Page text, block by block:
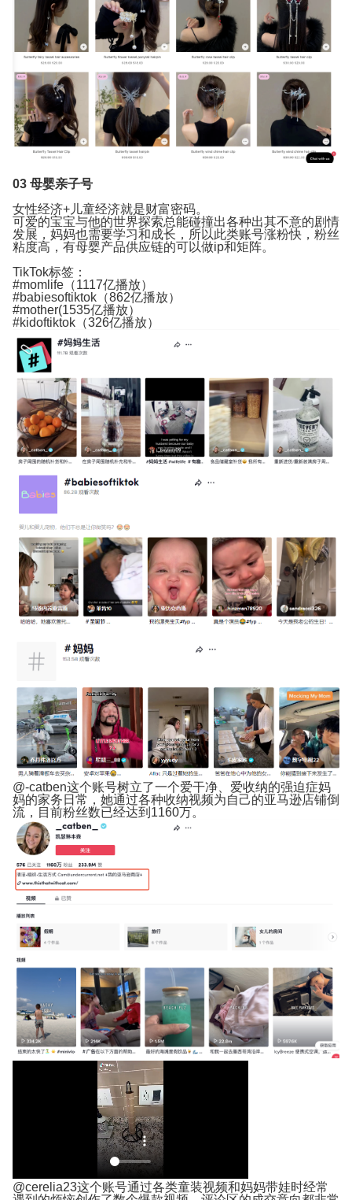
03 母婴亲子号
女性经济+儿童经济就是财富密码。
可爱的宝宝与他的世界探索总能碰撞出各种出其不意的剧情
发展，妈妈也需要学习和成长，所以此类账号涨粉快，粉丝
粘度高，有母婴产品供应链的可以做ip和矩阵。
TikTok标签：
#momlife（1117亿播放）
#babiesoftiktok（862亿播放）
#mother(1535亿播放）
#kidoftiktok（326亿播放）
@-catben这个账号树立了一个爱干净、爱收纳的强迫症妈
妈的家务日常，她通过各种收纳视频为自己的亚马逊店铺倒
流，目前粉丝数已经达到1160万。
@cerelia23这个账号通过各类童装视频和妈妈带娃时经常